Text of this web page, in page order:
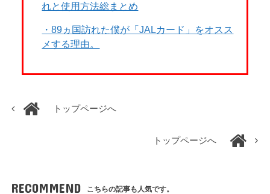
れと使用方法総まとめ
・89ヵ国訪れた僕が「JALカード」をオスス
メする理由。
トップページへ
トップページへ
RECOMMEND こちらの記事も人気です。